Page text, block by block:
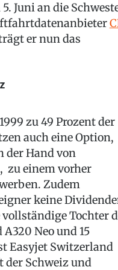
Juni an die
er nun das
zu 49 Prozent der
auch eine Option,
der Hand von
zu einem vorher
Zudem
keine
Tochter
Neo und 15
Easyjet Switzerland
der Schweiz und